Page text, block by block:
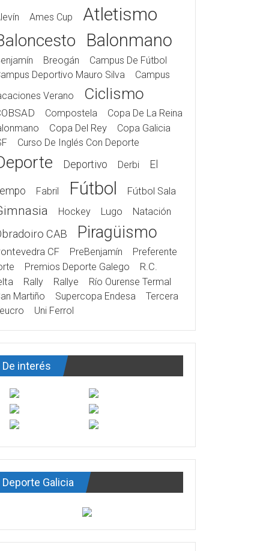
Ames Cup Atletismo
Balonmano
Breogán
Campus De Fútbol
Deportivo Mauro Silva
Campus
Verano
Ciclismo
Compostela
Copa De La Reina
Copa Del Rey
Copa Galicia
Curso De Inglés Con Deporte
Deportivo Derbi El
Fabril Fútbol Fútbol Sala
Hockey Lugo Natación
CAB Piragüismo
CF PreBenjamín
Preferente
Premios Deporte Galego
R.C.
Rally Rallye
Río Ourense Termal
Martiño
Supercopa Endesa
Tercera
Uni Ferrol
De interés
Deporte Galicia